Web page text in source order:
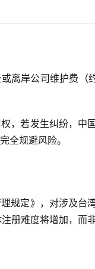
或离岸公司维护费
，若发生纠纷，中
全规避风险。
规定》，对涉及台
册难度将增加，而非